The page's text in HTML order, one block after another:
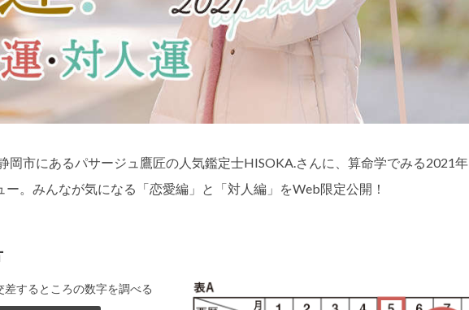
岡市にあるパサージュ鷹匠の人気鑑定士HISOKA.さんに、算命学でみる2021年
ー。みんなが気になる「恋愛編」と「対人編」をWeb限定公開！
するところの数字を調べる